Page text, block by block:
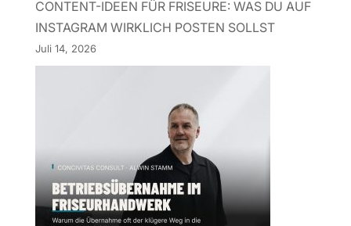
CONTENT-IDEEN FÜR FRISEURE: WAS DU AUF
INSTAGRAM WIRKLICH POSTEN SOLLST
Juli 14, 2026